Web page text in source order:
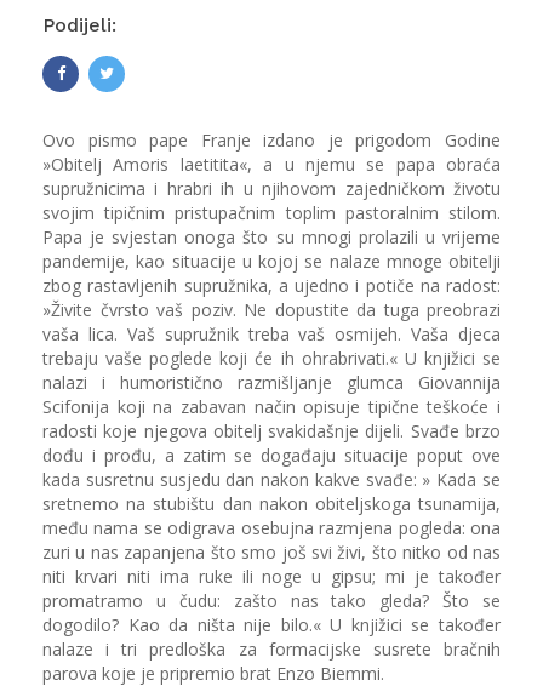
Podijeli:
Ovo pismo pape Franje izdano je prigodom Godine
»Obitelj Amoris laetitita«, a u njemu se papa obraća
supružnicima i hrabri ih u njihovom zajedničkom životu
svojim tipičnim pristupačnim toplim pastoralnim stilom.
Papa je svjestan onoga što su mnogi prolazili u vrijeme
pandemije, kao situacije u kojoj se nalaze mnoge obitelji
zbog rastavljenih supružnika, a ujedno i potiče na radost:
»Živite čvrsto vaš poziv. Ne dopustite da tuga preobrazi
vaša lica. Vaš supružnik treba vaš osmijeh. Vaša djeca
trebaju vaše poglede koji će ih ohrabrivati.« U knjižici se
nalazi i humoristično razmišljanje glumca Giovannija
Scifonija koji na zabavan način opisuje tipične teškoće i
radosti koje njegova obitelj svakidašnje dijeli. Svađe brzo
dođu i prođu, a zatim se događaju situacije poput ove
kada susretnu susjedu dan nakon kakve svađe: » Kada se
sretnemo na stubištu dan nakon obiteljskoga tsunamija,
među nama se odigrava osebujna razmjena pogleda: ona
zuri u nas zapanjena što smo još svi živi, što nitko od nas
niti krvari niti ima ruke ili noge u gipsu; mi je također
promatramo u čudu: zašto nas tako gleda? Što se
dogodilo? Kao da ništa nije bilo.« U knjižici se također
nalaze i tri predloška za formacijske susrete bračnih
parova koje je pripremio brat Enzo Biemmi.